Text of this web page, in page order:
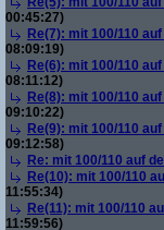
00:45:27)
Re(7): mit 100/110
08:09:19)
Re(6): mit 100/110
08:11:12)
Re(8): mit 100/110
09:10:22)
Re(9): mit 100/110
09:12:58)
Re: mit 100/110 auf
Re(10): mit 100/110
11:55:34)
Re(11): mit 100/110
11:59:56)